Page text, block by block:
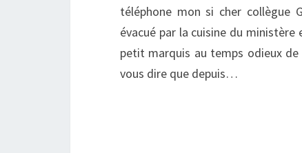
téléphone mon si cher collègue
évacué par la cuisine du
petit marquis au temps odieux
vous dire que depuis…